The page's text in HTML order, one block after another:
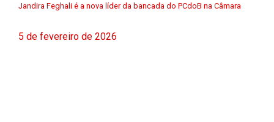
Jandira Feghali é a nova líder da bancada do PCdoB na Câmara
5 de fevereiro de 2026